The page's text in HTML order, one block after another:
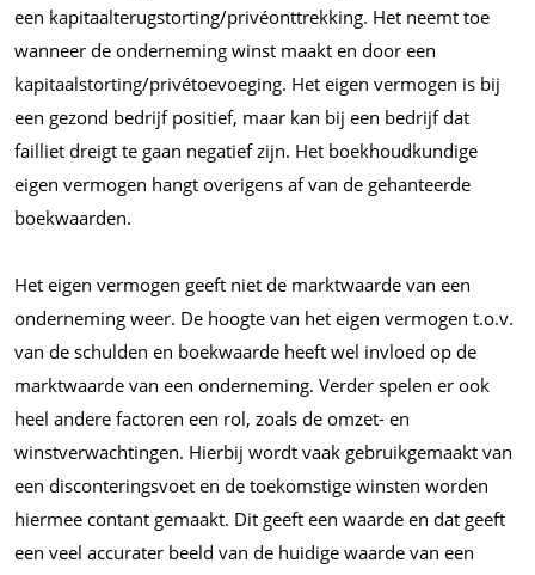
een kapitaalterugstorting/privéonttrekking. Het neemt toe
wanneer de onderneming winst maakt en door een
kapitaalstorting/privétoevoeging. Het eigen vermogen is bij
een gezond bedrijf positief, maar kan bij een bedrijf dat
failliet dreigt te gaan negatief zijn. Het boekhoudkundige
eigen vermogen hangt overigens af van de gehanteerde
boekwaarden.
Het eigen vermogen geeft niet de marktwaarde van een
onderneming weer. De hoogte van het eigen vermogen t.o.v.
van de schulden en boekwaarde heeft wel invloed op de
marktwaarde van een onderneming. Verder spelen er ook
heel andere factoren een rol, zoals de omzet- en
winstverwachtingen. Hierbij wordt vaak gebruikgemaakt van
een disconteringsvoet en de toekomstige winsten worden
hiermee contant gemaakt. Dit geeft een waarde en dat geeft
een veel accurater beeld van de huidige waarde van een